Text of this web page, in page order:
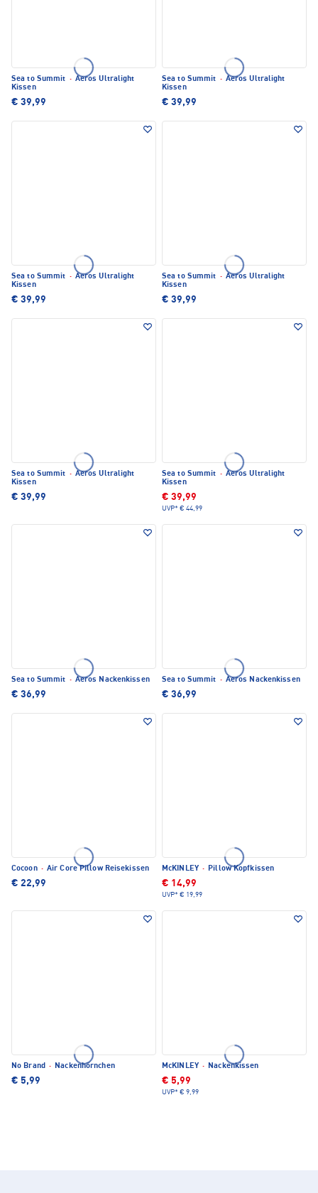
Sea to Summit · Aeros Ultralight
Kissen
€ 39,99
Sea to Summit · Aeros Ultralight
Kissen
€ 39,99
Sea to Summit · Aeros Ultralight
Kissen
€ 39,99
Sea to Summit · Aeros Ultralight
Kissen
€ 39,99
Sea to Summit · Aeros Ultralight
Kissen
€ 39,99
Sea to Summit · Aeros Ultralight
Kissen
€ 39,99
UVP* € 44,99
Sea to Summit · Aeros Nackenkissen
€ 36,99
Sea to Summit · Aeros Nackenkissen
€ 36,99
Cocoon · Air Core Pillow Reisekissen
€ 22,99
McKINLEY · Pillow Kopfkissen
€ 14,99
UVP* € 19,99
No Brand · Nackenhörnchen
€ 5,99
McKINLEY · Nackenkissen
€ 5,99
UVP* € 9,99